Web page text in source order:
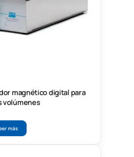
magnético digital para
volúmenes
más